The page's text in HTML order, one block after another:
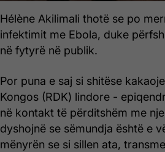
Hélène Akilimali thotë se po
infektimit me Ebola, duke
në fytyrë në publik.
Por puna e saj si shitëse
Kongos (RDK) lindore -
në kontakt të përditshëm me
dyshojnë se sëmundja është e
mënyrën se si sillen ata,